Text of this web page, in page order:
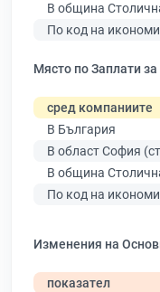
В община
По код на
Място по Заплати за
сред компаниите
В България
В област София
В община
По код на
Изменения на
показател